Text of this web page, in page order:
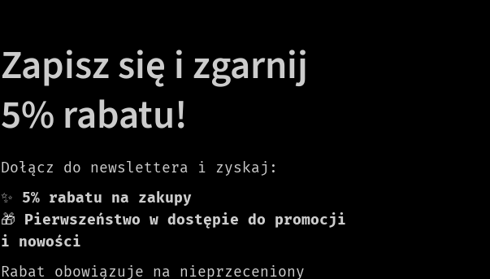
Zapisz się i zgarnij
5% rabatu!
Dołącz do newslettera i zyskaj:
✨ 5% rabatu na zakupy
🎁 Pierwszeństwo w dostępie do promocji
i nowości
Rabat obowiązuje na nieprzeceniony